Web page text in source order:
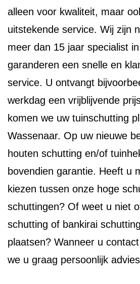
alleen voor kwaliteit, maar
uitstekende service. Wij zijn
meer dan 15 jaar specialist
garanderen een snelle en
service. U ontvangt
werkdag een vrijblijvende
komen we uw tuinschutting
Wassenaar. Op uw nieuwe
houten schutting en/of
bovendien garantie. Heeft u
kiezen tussen onze hoge
schuttingen? Of weet u niet
schutting of bankirai
plaatsen? Wanneer u
we u graag persoonlijk